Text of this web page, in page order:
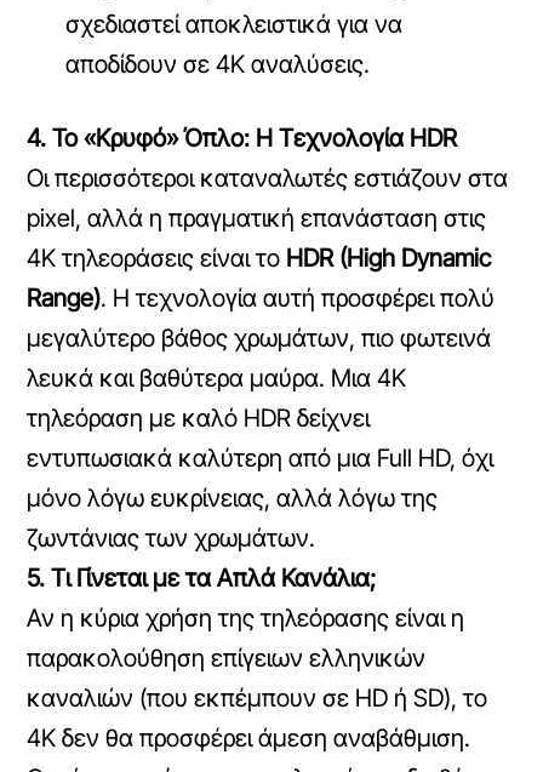
σχεδιαστεί αποκλειστικά για να
αποδίδουν σε 4K αναλύσεις.
4. Το «Κρυφό» Όπλο: Η Τεχνολογία HDR
Οι περισσότεροι καταναλωτές εστιάζουν στα
pixel, αλλά η πραγματική επανάσταση στις
4K τηλεοράσεις είναι το HDR (High Dynamic
Range). Η τεχνολογία αυτή προσφέρει πολύ
μεγαλύτερο βάθος χρωμάτων, πιο φωτεινά
λευκά και βαθύτερα μαύρα. Μια 4K
τηλεόραση με καλό HDR δείχνει
εντυπωσιακά καλύτερη από μια Full HD, όχι
μόνο λόγω ευκρίνειας, αλλά λόγω της
ζωντάνιας των χρωμάτων.
5. Τι Γίνεται με τα Απλά Κανάλια;
Αν η κύρια χρήση της τηλεόρασης είναι η
παρακολούθηση επίγειων ελληνικών
καναλιών (που εκπέμπουν σε HD ή SD), το
4K δεν θα προσφέρει άμεση αναβάθμιση.